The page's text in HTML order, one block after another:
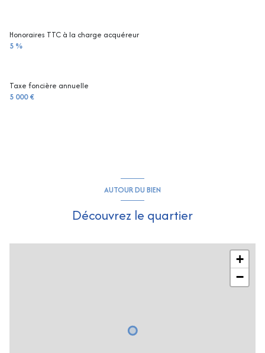
Honoraires TTC à la charge acquéreur
5 %
Taxe foncière annuelle
5 000 €
AUTOUR DU BIEN
Découvrez le quartier
+
−